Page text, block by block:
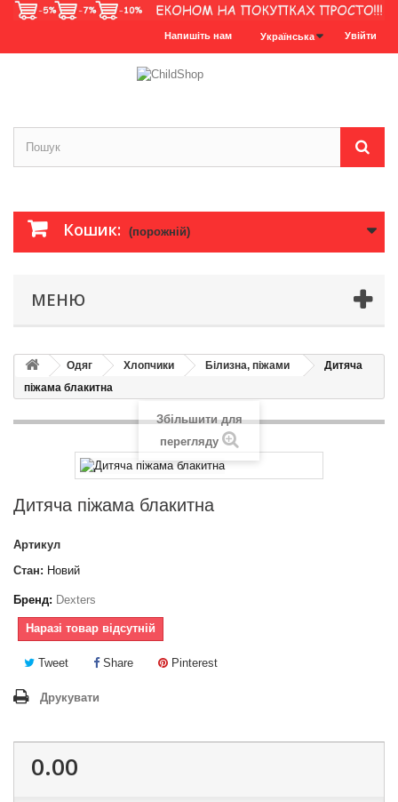
Увійти
Українська
Напишіть нам
Кошик: (порожній)
МЕНЮ
Одяг Хлопчики Білизна, піжами
Дитяча
піжама блакитна
Збільшити для
перегляду
Дитяча піжама блакитна
Артикул
Стан: Новий
Бренд: Dexters
Наразі товар відсутній
Tweet Share Pinterest
Друкувати
0.00